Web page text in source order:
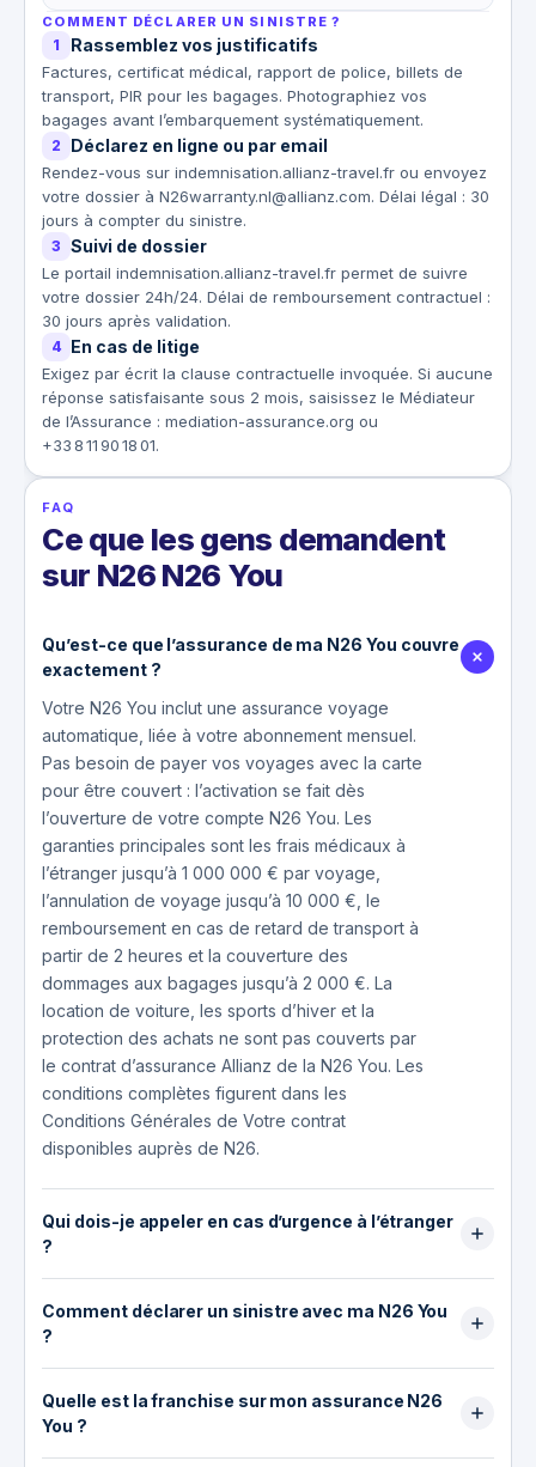
COMMENT DÉCLARER UN SINISTRE ?
1 Rassemblez vos justificatifs
Factures, certificat médical, rapport de police, billets de
transport, PIR pour les bagages. Photographiez vos
bagages avant l’embarquement systématiquement.
2 Déclarez en ligne ou par email
Rendez-vous sur indemnisation.allianz-travel.fr ou envoyez
votre dossier à N26warranty.nl@allianz.com. Délai légal : 30
jours à compter du sinistre.
3 Suivi de dossier
Le portail indemnisation.allianz-travel.fr permet de suivre
votre dossier 24h/24. Délai de remboursement contractuel :
30 jours après validation.
4 En cas de litige
Exigez par écrit la clause contractuelle invoquée. Si aucune
réponse satisfaisante sous 2 mois, saisissez le Médiateur
de l’Assurance : mediation-assurance.org ou
+33 8 11 90 18 01.
FAQ
Ce que les gens demandent
sur N26 N26 You
Qu’est-ce que l’assurance de ma N26 You couvre
exactement ?
Votre N26 You inclut une assurance voyage
automatique, liée à votre abonnement mensuel.
Pas besoin de payer vos voyages avec la carte
pour être couvert : l’activation se fait dès
l’ouverture de votre compte N26 You. Les
garanties principales sont les frais médicaux à
l’étranger jusqu’à 1 000 000 € par voyage,
l’annulation de voyage jusqu’à 10 000 €, le
remboursement en cas de retard de transport à
partir de 2 heures et la couverture des
dommages aux bagages jusqu’à 2 000 €. La
location de voiture, les sports d’hiver et la
protection des achats ne sont pas couverts par
le contrat d’assurance Allianz de la N26 You. Les
conditions complètes figurent dans les
Conditions Générales de Votre contrat
disponibles auprès de N26.
Qui dois-je appeler en cas d’urgence à l’étranger
?
En cas d’urgence médicale à l’étranger, appelez
Allianz Assistance au +33 1 42 99 08 96,
disponible 24h/24. C’est cette société
d’assistance, et non N26 Bank, qui organise les
hospitalisations et les rapatriements. Avant tout
rapatriement sanitaire, vous devez obtenir leur
Comment déclarer un sinistre avec ma N26 You
?
Pour déclarer un sinistre auprès d’Allianz
Assistance, vous disposez de 30 jours à
compter de la survenance du sinistre. Rendez-
vous sur le portail indemnisation.allianz-travel.fr
Quelle est la franchise sur mon assurance N26
You ?